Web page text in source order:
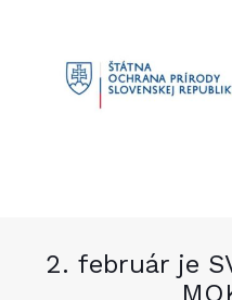
2. február je